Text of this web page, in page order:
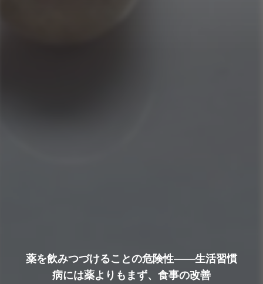
薬を飲みつづけることの危険性――生活習慣
病には薬よりもまず、食事の改善